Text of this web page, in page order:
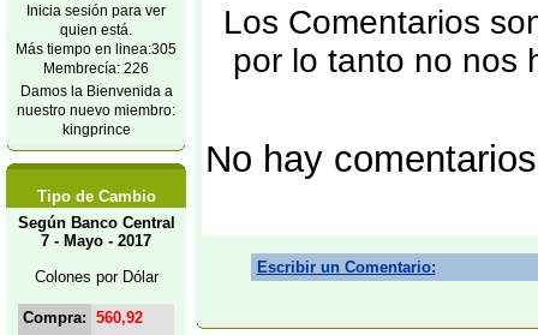
Inicia sesión para ver
quien está.
Más tiempo en linea:305
Membrecía: 226
Damos la Bienvenida a
nuestro nuevo miembro:
kingprince
Tipo de Cambio
Según Banco Central
7 - Mayo - 2017
Colones por Dólar
Compra: 560,92
Los Comentarios
por lo tanto no nos
No hay
Escribir un Comentario: